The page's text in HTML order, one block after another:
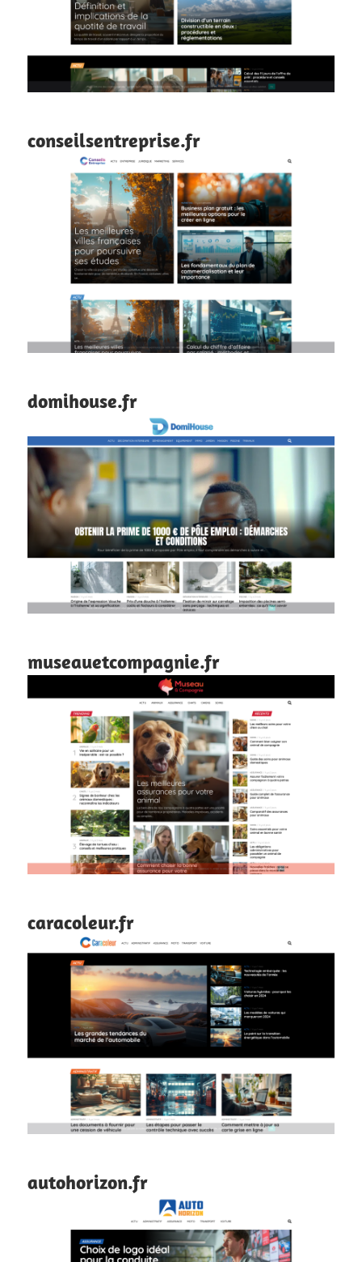
conseilsentreprise.fr
domihouse.fr
museauetcompagnie.fr
caracoleur.fr
autohorizon.fr